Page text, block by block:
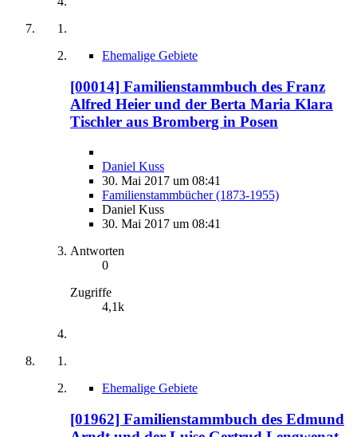
Ehemalige Gebiete
[00014] Familienstammbuch des Franz
Alfred Heier und der Berta Maria Klara
Tischler aus Bromberg in Posen
Daniel Kuss
30. Mai 2017 um 08:41
Familienstammbücher (1873-1955)
Daniel Kuss
30. Mai 2017 um 08:41
Antworten
0
Zugriffe
4,1k
Ehemalige Gebiete
[01962] Familienstammbuch des Edmund